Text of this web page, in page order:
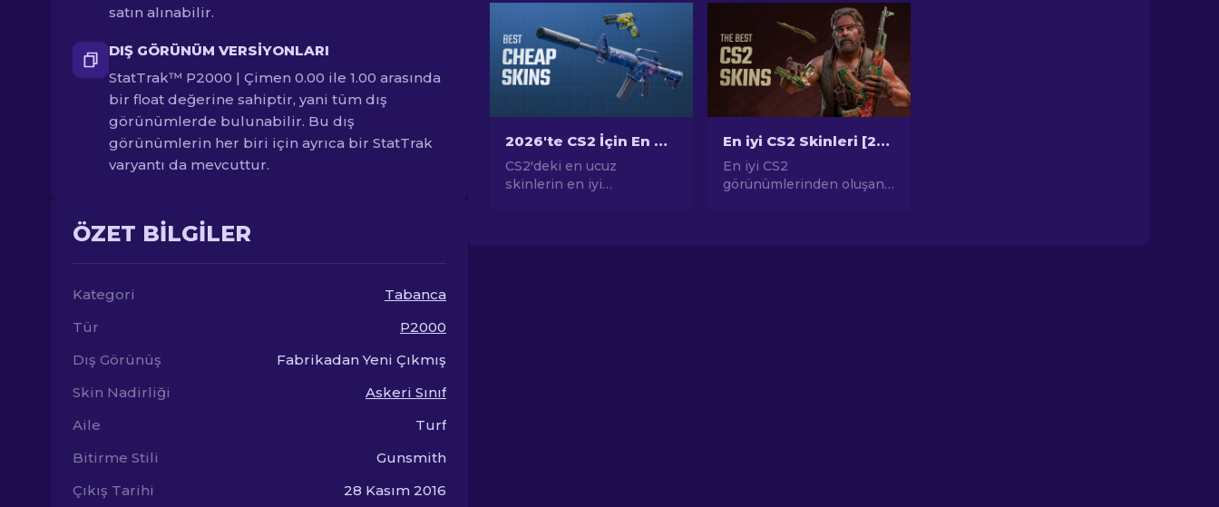
satın alınabilir.
DIŞ GÖRÜNÜM VERSIYONLARI
StatTrak™ P2000 | Çimen 0.00 ile 1.00 arasında
bir float değerine sahiptir, yani tüm dış
görünümlerde bulunabilir. Bu dış
görünümlerin her biri için ayrıca bir StatTrak
varyantı da mevcuttur.
ÖZET BILGILER
Kategori
Tabanca
Tür
P2000
Dış Görünüş
Fabrikadan Yeni Çıkmış
Skin Nadirliği
Askeri Sınıf
Aile
Turf
Bitirme Stili
Gunsmith
Çıkış Tarihi
28 Kasım 2016
2026'te CS2 İçin En Ucuz Skinler
CS2'deki en ucuz
skinlerin en iyi
En iyi CS2 Skinleri [2026]
En iyi CS2
görünümlerinden oluşan